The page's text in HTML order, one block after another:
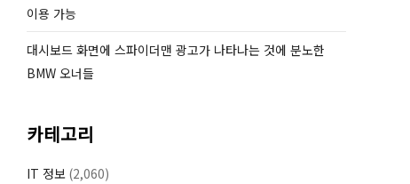
이용 가능
대시보드 화면에 스파이더맨 광고가 나타나는 것에 분노한
BMW 오너들
카테고리
IT 정보 (2,060)